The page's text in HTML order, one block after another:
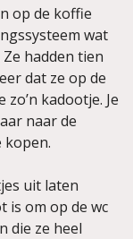
op de koffie
wat
hadden tien
dat ze op de
kadootje. Je
naar de
kopen.
uit laten
is om op de wc
die ze heel